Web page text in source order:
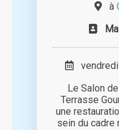
à
Le Salon
Terrasse
une
sein du cadre